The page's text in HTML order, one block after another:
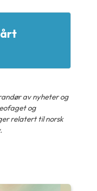
av nyheter og
og
relatert til norsk